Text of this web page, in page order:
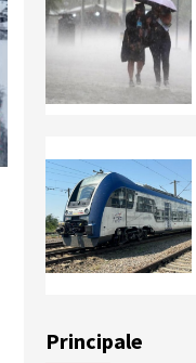
Principale